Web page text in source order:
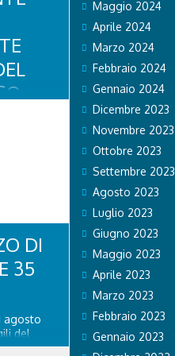
DI
35
agosto
del
stati
Maggio 2024
Aprile 2024
Marzo 2024
Febbraio 2024
Gennaio 2024
Dicembre 2023
Novembre 2023
Ottobre 2023
Settembre 2023
Agosto 2023
Luglio 2023
Giugno 2023
Maggio 2023
Aprile 2023
Marzo 2023
Febbraio 2023
Gennaio 2023